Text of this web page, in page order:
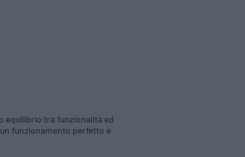
equilibrio tra funzionalità ed
funzionamento perfetto è